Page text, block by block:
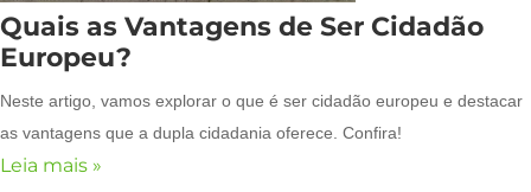
Quais as Vantagens de Ser Cidadão
Europeu?
Neste artigo, vamos explorar o que é ser cidadão europeu e destacar
as vantagens que a dupla cidadania oferece. Confira!
Leia mais »